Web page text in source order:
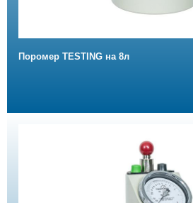
Поромер TESTING на 8л